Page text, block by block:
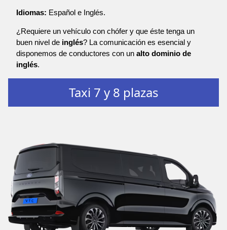
Idiomas: Español e Inglés.
¿Requiere un vehículo con chófer y que éste tenga un
buen nivel de inglés? La comunicación es esencial y
disponemos de conductores con un alto dominio de
inglés.
Taxi 7 y 8 plazas